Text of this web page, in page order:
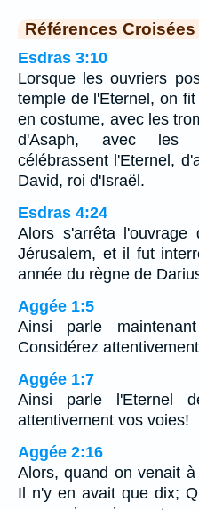
Références Croisées
Esdras 3:10
Lorsque les ouvriers
temple de l'Eternel, on
en costume, avec les
d'Asaph, avec les
célébrassent l'Eternel,
David, roi d'Israël.
Esdras 4:24
Alors s'arrêta
Jérusalem, et il fut
année du règne de
Aggée 1:5
Ainsi parle
Considérez
Aggée 1:7
Ainsi parle l'Eternel
attentivement vos voies!
Aggée 2:16
Alors, quand on venait
Il n'y en avait que dix;